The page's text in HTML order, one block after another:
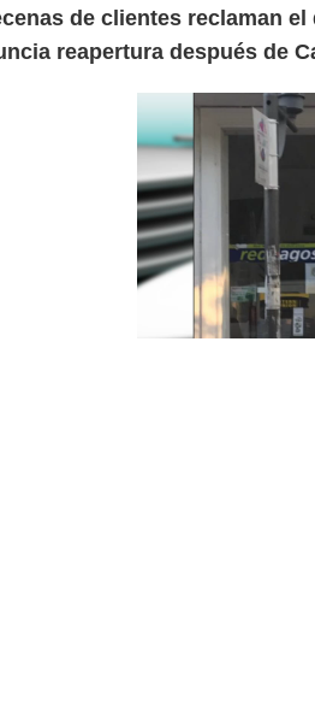
de clientes reclaman
reapertura después de